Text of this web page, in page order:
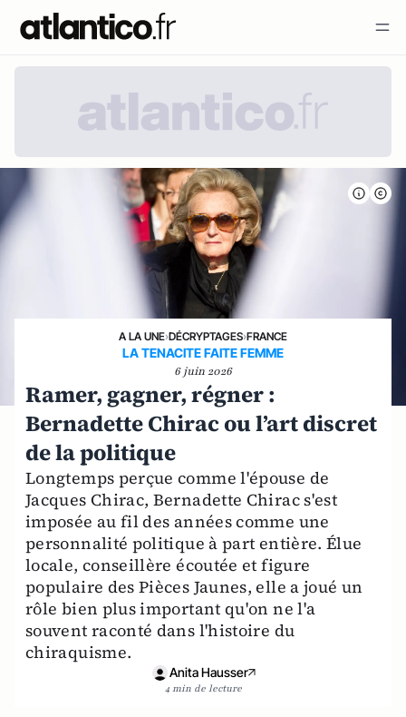
A LA UNE›DÉCRYPTAGES›FRANCE
LA TENACITE FAITE FEMME
6 juin 2026
Ramer, gagner, régner :
Bernadette Chirac ou l’art discret
de la politique
Longtemps perçue comme l'épouse de
Jacques Chirac, Bernadette Chirac s'est
imposée au fil des années comme une
personnalité politique à part entière. Élue
locale, conseillère écoutée et figure
populaire des Pièces Jaunes, elle a joué un
rôle bien plus important qu'on ne l'a
souvent raconté dans l'histoire du
chiraquisme.
Anita Hausser
4 min de lecture